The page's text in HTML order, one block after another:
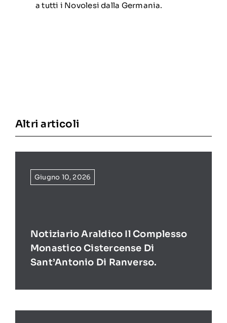
a tutti i Novolesi dalla Germania.
Altri articoli
Giugno 10, 2026
Notiziario Araldico Il Complesso
Monastico Cistercense Di
Sant’Antonio Di Ranverso.